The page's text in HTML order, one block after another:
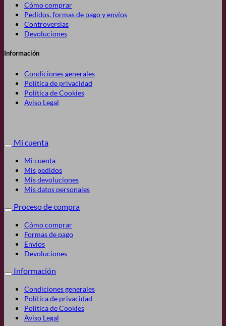
Cómo comprar
Pedidos, formas de pago y envíos
Controversias
Devoluciones
Información
Condiciones generales
Política de privacidad
Política de Cookies
Aviso Legal
Mi cuenta
Mi cuenta
Mis pedidos
Mis devoluciones
Mis datos personales
Proceso de compra
Cómo comprar
Formas de pago
Envíos
Devoluciones
Información
Condiciones generales
Política de privacidad
Política de Cookies
Aviso Legal